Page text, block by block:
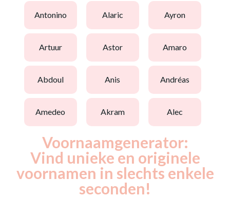
antonino alaric ayron
artuur astor amaro
abdoul anis andréas
amedeo akram alec
Voornaamgenerator:
Vind unieke en originele
voornamen in slechts enkele
seconden!